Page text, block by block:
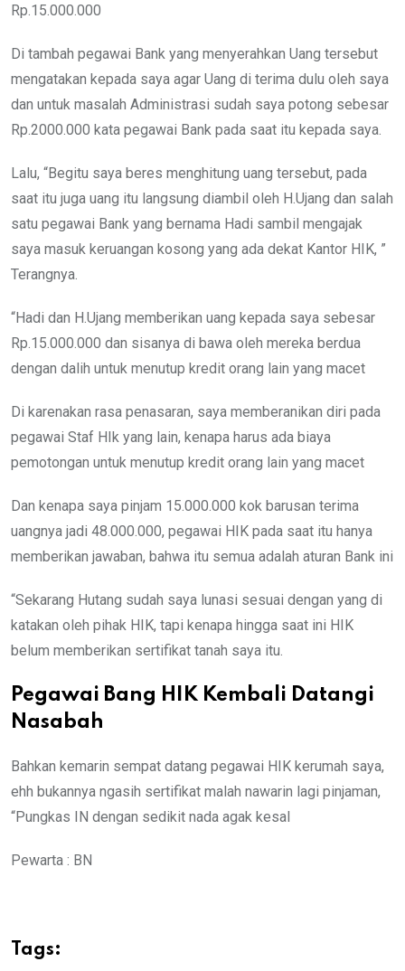
Rp.15.000.000
Di tambah pegawai Bank yang menyerahkan Uang tersebut
mengatakan kepada saya agar Uang di terima dulu oleh saya
dan untuk masalah Administrasi sudah saya potong sebesar
Rp.2000.000 kata pegawai Bank pada saat itu kepada saya.
Lalu, “Begitu saya beres menghitung uang tersebut, pada
saat itu juga uang itu langsung diambil oleh H.Ujang dan salah
satu pegawai Bank yang bernama Hadi sambil mengajak
saya masuk keruangan kosong yang ada dekat Kantor HIK, ”
Terangnya.
“Hadi dan H.Ujang memberikan uang kepada saya sebesar
Rp.15.000.000 dan sisanya di bawa oleh mereka berdua
dengan dalih untuk menutup kredit orang lain yang macet
Di karenakan rasa penasaran, saya memberanikan diri pada
pegawai Staf HIk yang lain, kenapa harus ada biaya
pemotongan untuk menutup kredit orang lain yang macet
Dan kenapa saya pinjam 15.000.000 kok barusan terima
uangnya jadi 48.000.000, pegawai HIK pada saat itu hanya
memberikan jawaban, bahwa itu semua adalah aturan Bank ini
“Sekarang Hutang sudah saya lunasi sesuai dengan yang di
katakan oleh pihak HIK, tapi kenapa hingga saat ini HIK
belum memberikan sertifikat tanah saya itu.
Pegawai Bang HIK Kembali Datangi
Nasabah
Bahkan kemarin sempat datang pegawai HIK kerumah saya,
ehh bukannya ngasih sertifikat malah nawarin lagi pinjaman,
“Pungkas IN dengan sedikit nada agak kesal
Pewarta : BN
Tags: